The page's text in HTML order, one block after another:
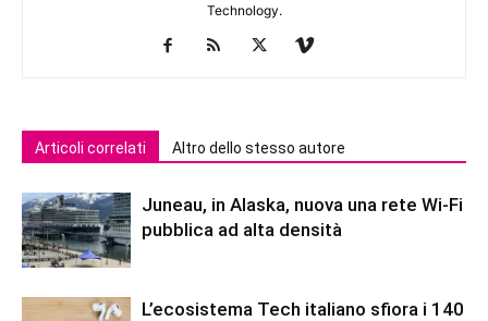
Technology.
Articoli correlati Altro dello stesso autore
Juneau, in Alaska, nuova una rete Wi-Fi
pubblica ad alta densità
L’ecosistema Tech italiano sfiora i 140